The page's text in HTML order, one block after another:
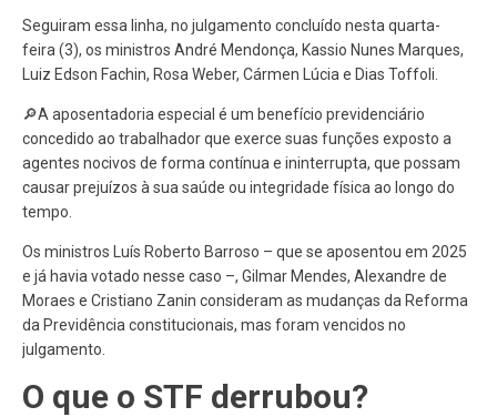
Seguiram essa linha, no julgamento concluído nesta quarta-
feira (3), os ministros André Mendonça, Kassio Nunes Marques,
Luiz Edson Fachin, Rosa Weber, Cármen Lúcia e Dias Toffoli.
🔎A aposentadoria especial é um benefício previdenciário
concedido ao trabalhador que exerce suas funções exposto a
agentes nocivos de forma contínua e ininterrupta, que possam
causar prejuízos à sua saúde ou integridade física ao longo do
tempo.
Os ministros Luís Roberto Barroso – que se aposentou em 2025
e já havia votado nesse caso –, Gilmar Mendes, Alexandre de
Moraes e Cristiano Zanin consideram as mudanças da Reforma
da Previdência constitucionais, mas foram vencidos no
julgamento.
O que o STF derrubou?